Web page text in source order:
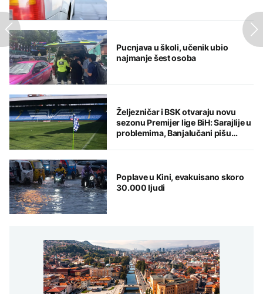
Pucnjava u školi, učenik ubio
najmanje šest osoba
Željezničar i BSK otvaraju novu
sezonu Premijer lige BiH: Sarajlije u
problemima, Banjalučani pišu
Poplave u Kini, evakuisano skoro
30.000 ljudi